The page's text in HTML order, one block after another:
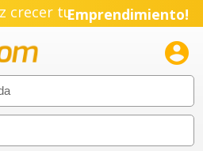
crecer tuEmprendimiento!
